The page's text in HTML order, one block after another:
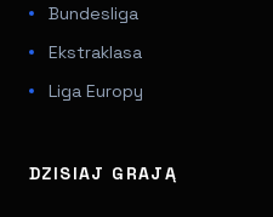
Bundesliga
Ekstraklasa
Liga Europy
DZISIAJ GRAJĄ